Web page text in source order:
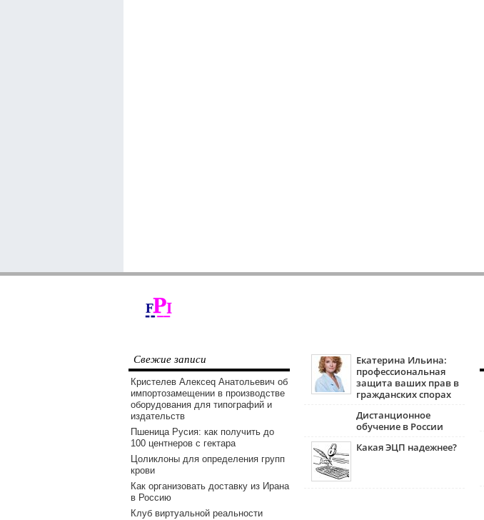
Свежие записи
Кристелев Алексеq Анатольевич об
импортозамещении в производстве
оборудования для типографий и
издательств
Пшеница Русия: как получить до
100 центнеров с гектара
Цоликлоны для определения групп
крови
Как организовать доставку из Ирана
в Россию
Клуб виртуальной реальности
Екатерина Ильина:
профессиональная
защита ваших прав в
гражданских спорах
Дистанционное
обучение в России
Какая ЭЦП надежнее?